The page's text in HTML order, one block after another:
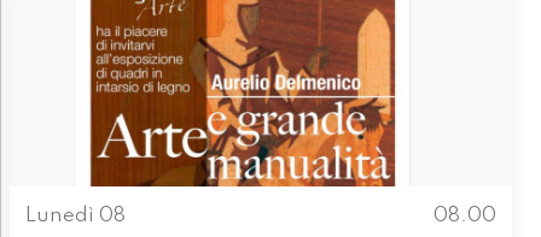
Lunedì 08
08.00